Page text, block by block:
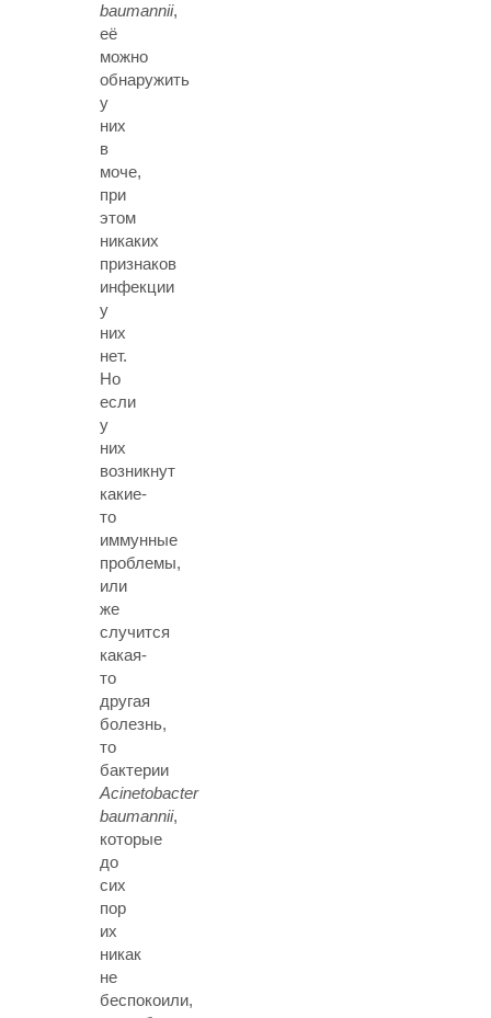
baumannii,
её
можно
обнаружить
у
них
в
моче,
при
этом
никаких
признаков
инфекции
у
них
нет.
Но
если
у
них
возникнут
какие-
то
иммунные
проблемы,
или
же
случится
какая-
то
другая
болезнь,
то
бактерии
Acinetobacter
baumannii,
которые
до
сих
пор
их
никак
не
беспокоили,